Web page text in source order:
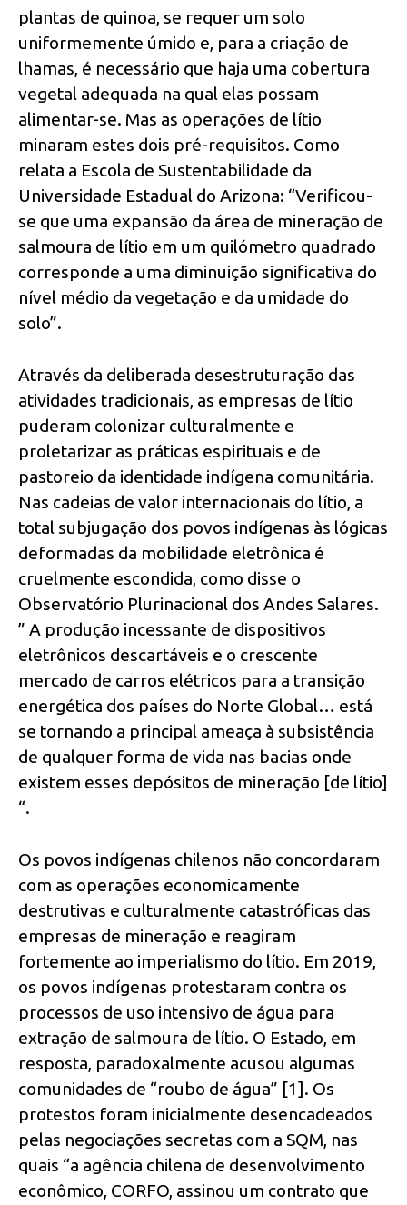
plantas de quinoa, se requer um solo
uniformemente úmido e, para a criação de
lhamas, é necessário que haja uma cobertura
vegetal adequada na qual elas possam
alimentar-se. Mas as operações de lítio
minaram estes dois pré-requisitos. Como
relata a Escola de Sustentabilidade da
Universidade Estadual do Arizona: “Verificou-
se que uma expansão da área de mineração de
salmoura de lítio em um quilómetro quadrado
corresponde a uma diminuição significativa do
nível médio da vegetação e da umidade do
solo”.
Através da deliberada desestruturação das
atividades tradicionais, as empresas de lítio
puderam colonizar culturalmente e
proletarizar as práticas espirituais e de
pastoreio da identidade indígena comunitária.
Nas cadeias de valor internacionais do lítio, a
total subjugação dos povos indígenas às lógicas
deformadas da mobilidade eletrônica é
cruelmente escondida, como disse o
Observatório Plurinacional dos Andes Salares.
” A produção incessante de dispositivos
eletrônicos descartáveis e o crescente
mercado de carros elétricos para a transição
energética dos países do Norte Global… está
se tornando a principal ameaça à subsistência
de qualquer forma de vida nas bacias onde
existem esses depósitos de mineração [de lítio]
“.
Os povos indígenas chilenos não concordaram
com as operações economicamente
destrutivas e culturalmente catastróficas das
empresas de mineração e reagiram
fortemente ao imperialismo do lítio. Em 2019,
os povos indígenas protestaram contra os
processos de uso intensivo de água para
extração de salmoura de lítio. O Estado, em
resposta, paradoxalmente acusou algumas
comunidades de “roubo de água” [1]. Os
protestos foram inicialmente desencadeados
pelas negociações secretas com a SQM, nas
quais “a agência chilena de desenvolvimento
econômico, CORFO, assinou um contrato que